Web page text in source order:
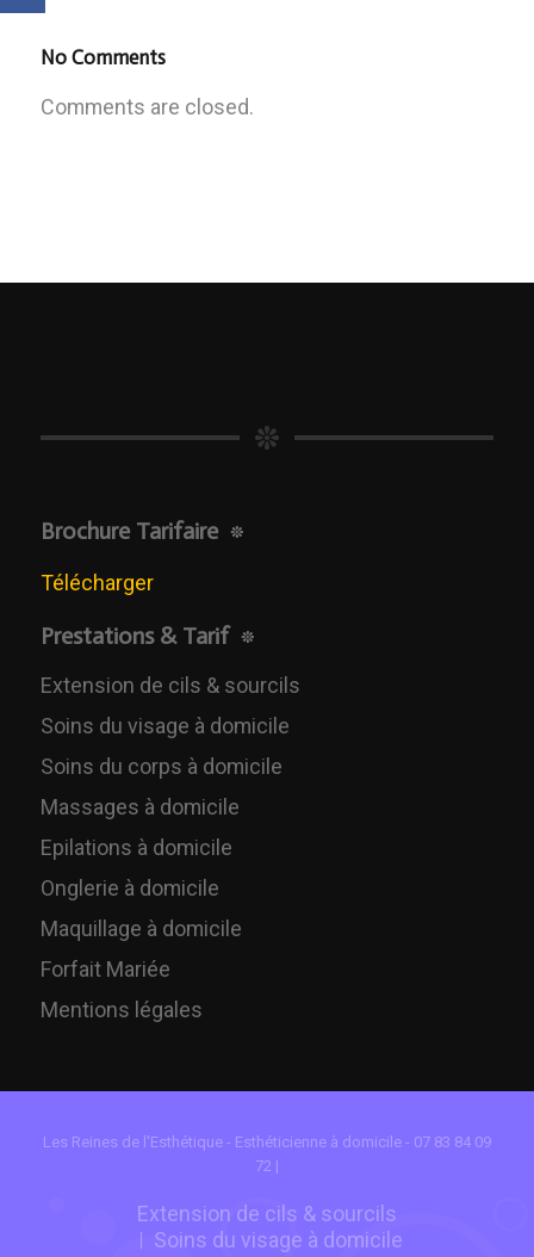
No Comments
Comments are closed.
Brochure Tarifaire
Télécharger
Prestations & Tarif
Extension de cils & sourcils
Soins du visage à domicile
Soins du corps à domicile
Massages à domicile
Epilations à domicile
Onglerie à domicile
Maquillage à domicile
Forfait Mariée
Mentions légales
Les Reines de l'Esthétique - Esthéticienne à domicile - 07 83 84 09
72 |
Extension de cils & sourcils
Soins du visage à domicile